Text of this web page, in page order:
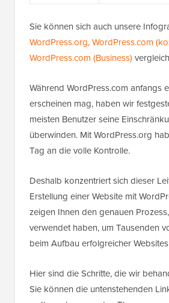
Sie können sich auch unsere
WordPress.org, WordPress.com
WordPress.com (Business)
Während WordPress.com anfangs
erscheinen mag, haben wir
meisten Benutzer seine
überwinden. Mit WordPress.org
Tag an die volle Kontrolle.
Deshalb konzentriert sich dieser
Erstellung einer Website mit
zeigen Ihnen den genauen
verwendet haben, um Tausenden
beim Aufbau erfolgreicher
Hier sind die Schritte, die wir
Sie können die untenstehenden